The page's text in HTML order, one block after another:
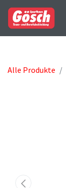
Alle Produkte